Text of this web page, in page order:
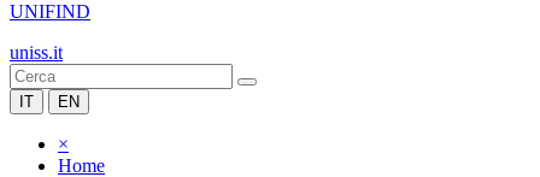
UNIFIND
uniss.it
IT EN
×
Home